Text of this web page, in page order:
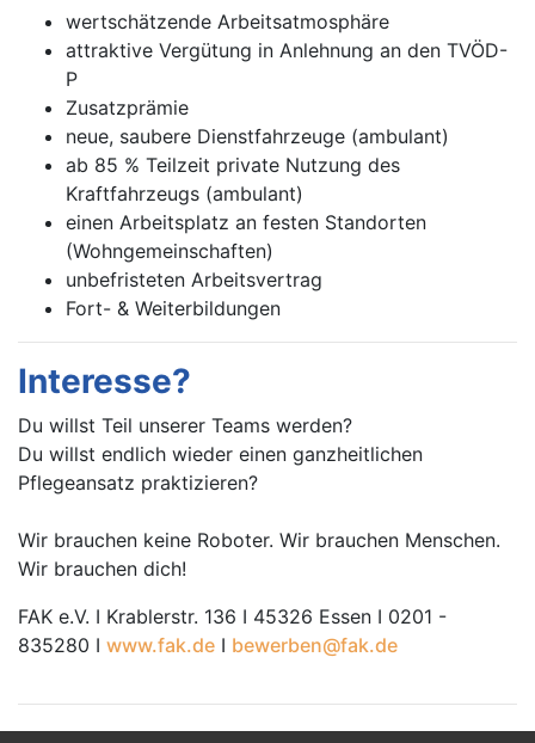
wertschätzende Arbeitsatmosphäre
attraktive Vergütung in Anlehnung an den TVÖD-
P
Zusatzprämie
neue, saubere Dienstfahrzeuge (ambulant)
ab 85 % Teilzeit private Nutzung des
Kraftfahrzeugs (ambulant)
einen Arbeitsplatz an festen Standorten
(Wohngemeinschaften)
unbefristeten Arbeitsvertrag
Fort- & Weiterbildungen
Interesse?
Du willst Teil unserer Teams werden?
Du willst endlich wieder einen ganzheitlichen
Pflegeansatz praktizieren?
Wir brauchen keine Roboter. Wir brauchen Menschen.
Wir brauchen dich!
FAK e.V. I Krablerstr. 136 I 45326 Essen I 0201 -
835280 I www.fak.de I bewerben@fak.de